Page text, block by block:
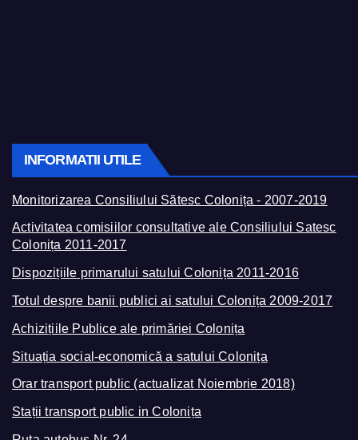
INFORMATII UTILE
Monitorizarea Consiliului Sătesc Colonița - 2007-2019
Activitatea comisiilor consultative ale Consiliului Satesc
Colonița 2011-2017
Dispozițiile primarului satului Colonița 2011-2016
Totul despre banii publici ai satului Colonița 2009-2017
Achizițiile Publice ale primăriei Colonița
Situația social-economică a satului Colonița
Orar transport public (actualizat Noiembrie 2018)
Stații transport public in Colonița